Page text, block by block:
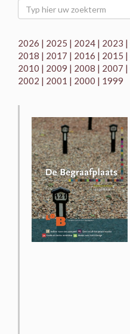
2026 | 2025 | 2024 | 2023 |
2018 | 2017 | 2016 | 2015 |
2010 | 2009 | 2008 | 2007 |
2002 | 2001 | 2000 | 1999